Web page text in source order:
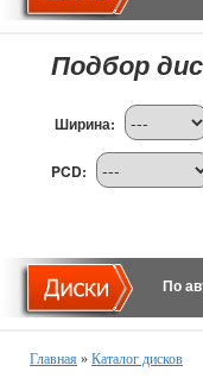
Подбор
Ширина:
PCD:
По
Главная » Каталог дисков